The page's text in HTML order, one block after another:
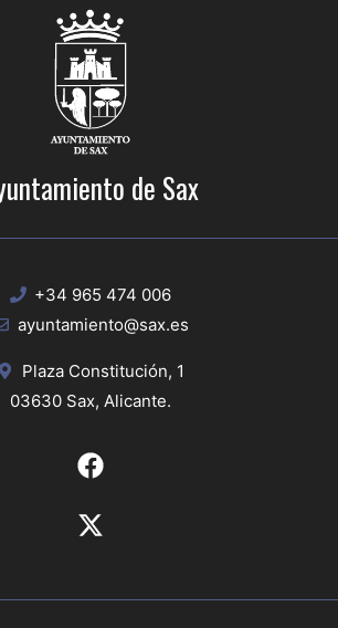
de Sax
+34 965 474 006
ayuntamiento@sax.es
Plaza Constitución, 1
03630 Sax, Alicante.